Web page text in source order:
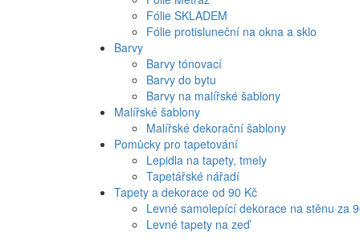
Fólie SKLADEM
Fólie protisluneční na okna a sklo
Barvy
Barvy tónovací
Barvy do bytu
Barvy na malířské šablony
Malířské šablony
Malířské dekorační šablony
Pomůcky pro tapetování
Lepidla na tapety, tmely
Tapetářské nářadí
Tapety a dekorace od 90 Kč
Levné samolepící dekorace na stěnu za
Levné tapety na zeď